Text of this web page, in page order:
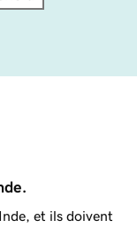
et ils doivent